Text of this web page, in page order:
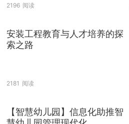
2196 阅读
安装工程教育与人才培养的探
索之路
2181 阅读
【智慧幼儿园】信息化助推智